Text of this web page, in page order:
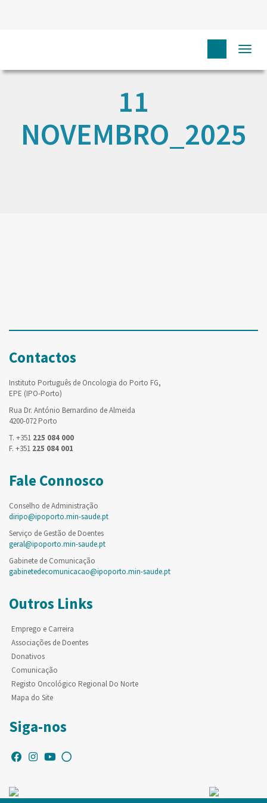
11
NOVEMBRO_2025
Contactos
Instituto Português de Oncologia do Porto FG,
EPE (IPO-Porto)
Rua Dr. António Bernardino de Almeida
4200-072 Porto
T. +351 225 084 000
F. +351 225 084 001
Fale Connosco
Conselho de Administração
diripo@ipoporto.min-saude.pt
Serviço de Gestão de Doentes
geral@ipoporto.min-saude.pt
Gabinete de Comunicação
gabinetedecomunicacao@ipoporto.min-saude.pt
Outros Links
Emprego e Carreira
Associações de Doentes
Donativos
Comunicação
Registo Oncológico Regional Do Norte
Mapa do Site
Siga-nos